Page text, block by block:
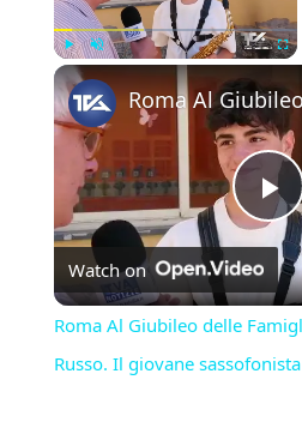
Play
Watch on
Roma Al Giubileo delle
Russo. Il giovane